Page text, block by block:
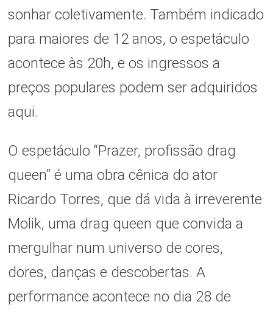
sonhar coletivamente. Também indicado
para maiores de 12 anos, o espetáculo
acontece às 20h, e os ingressos a
preços populares podem ser adquiridos
aqui.
O espetáculo “Prazer, profissão drag
queen” é uma obra cênica do ator
Ricardo Torres, que dá vida à irreverente
Molik, uma drag queen que convida a
mergulhar num universo de cores,
dores, danças e descobertas. A
performance acontece no dia 28 de